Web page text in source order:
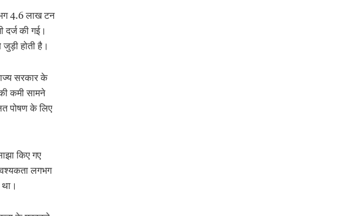
4.6 लाख टन
की गई।
होती है।
सरकार के
कमी सामने
पोषण के लिए
किए गए
लगभग